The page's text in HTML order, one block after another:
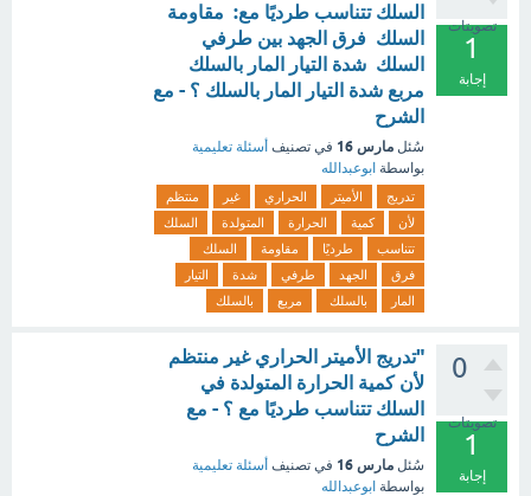
تصويتات
1
إجابة
السلك تتناسب طرديًا مع: مقاومة
السلك فرق الجهد بين طرفي
السلك شدة التيار المار بالسلك
مربع شدة التيار المار بالسلك ؟ - مع
الشرح
سُئل مارس 16 في تصنيف أسئلة تعليمية
بواسطة ابوعبدالله
تدريج الأميتر الحراري غير
منتظم
لأن
كمية الحرارة المتولدة
السلك
تتناسب
طرديًا مقاومة
السلك
فرق
الجهد طرفي شدة
التيار
المار
بالسلك مربع بالسلك
0
تصويتات
1
إجابة
"تدريج الأميتر الحراري غير منتظم
لأن كمية الحرارة المتولدة في
السلك تتناسب طرديًا مع ؟ - مع
الشرح
سُئل مارس 16 في تصنيف أسئلة تعليمية
بواسطة ابوعبدالله